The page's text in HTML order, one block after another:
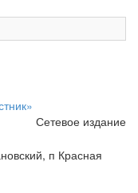
Сетевое издание
п Красная